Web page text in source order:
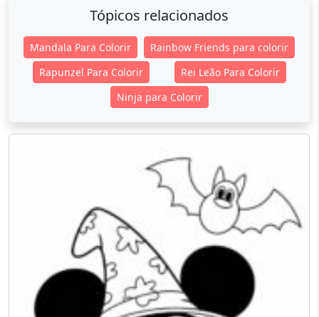
Tópicos relacionados
Mandala Para Colorir
Rainbow Friends para colorir
Rapunzel Para Colorir
Rei Leão Para Colorir
Ninja para Colorir